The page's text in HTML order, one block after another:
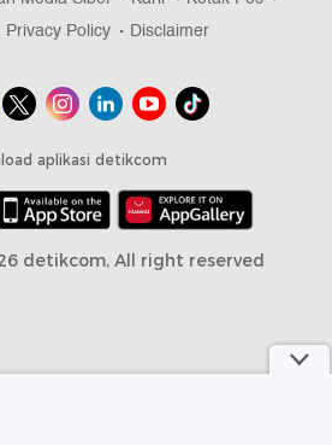
Privacy Policy Disclaimer
aplikasi detikcom
detikcom, All right reserved